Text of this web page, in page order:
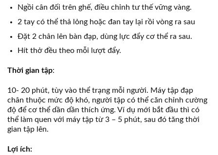
Ngồi cân đối trên ghế, điều chỉnh tư thế vững vàng.
2 tay có thể thả lỏng hoặc đan tay lại rồi vòng ra sau
Đặt 2 chân lên bàn đạp, dùng lực đẩy cơ thể ra sau.
Hít thở đều theo mỗi lượt đẩy.
Thời gian tập:
10- 20 phút, tùy vào thể trạng mỗi người. Máy tập đạp
chân thuộc mức độ khó, người tập có thể căn chỉnh cường
độ để cơ thể dần dần thích ứng. Ví dụ mới bắt đầu thì có
thể làm quen với máy tập từ 3 – 5 phút, sau đó tăng thời
gian tập lên.
Lợi ích: